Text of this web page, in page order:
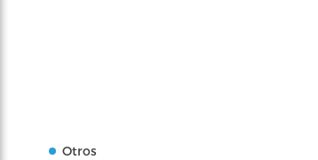
Otros